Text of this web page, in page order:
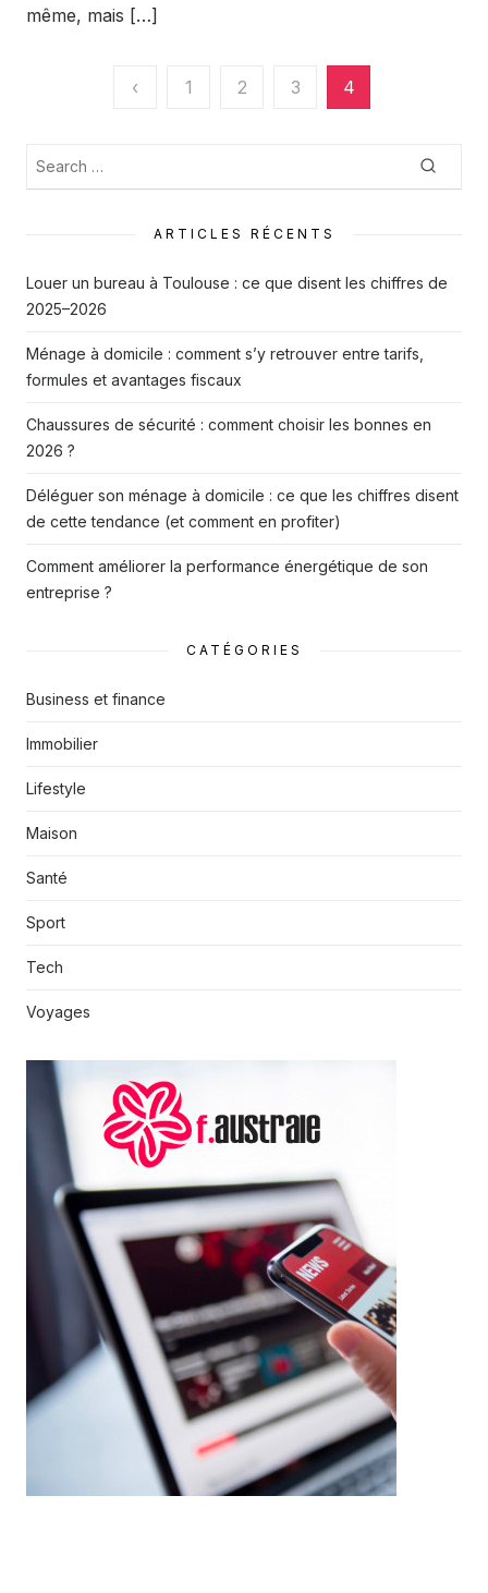
même, mais […]
Pagination
publications
‹ 1 2 3 4
Recherche
ARTICLES RÉCENTS
Louer un bureau à Toulouse : ce que disent les chiffres de
2025–2026
Ménage à domicile : comment s’y retrouver entre tarifs,
formules et avantages fiscaux
Chaussures de sécurité : comment choisir les bonnes en
2026 ?
Déléguer son ménage à domicile : ce que les chiffres disent
de cette tendance (et comment en profiter)
Comment améliorer la performance énergétique de son
entreprise ?
CATÉGORIES
Business et finance
Immobilier
Lifestyle
Maison
Santé
Sport
Tech
Voyages